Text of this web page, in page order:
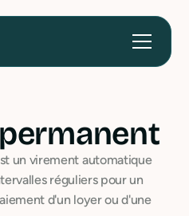
un virement automatique
réguliers pour un
d'un loyer ou d'une